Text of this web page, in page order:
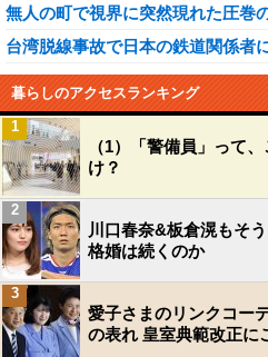
無人の町で視界に突然現れた圧巻
台湾脱線事故で日本の鉄道関係者
暮らしのアクセスランキング
（1）「警備員」って
け？
1
川口春奈&板倉滉もそ
格婚は続くのか
2
愛子さまのリンクコー
の表れ 皇室典範改正に
3